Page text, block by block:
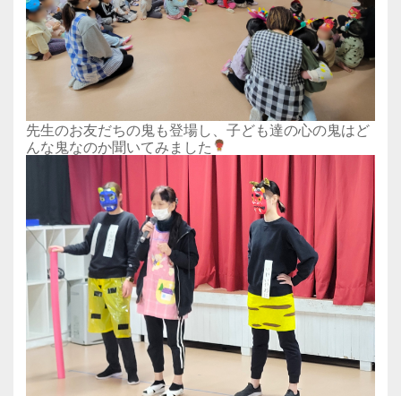
先生のお友だちの鬼も登場し、子ども達の心の鬼はど
んな鬼なのか聞いてみました